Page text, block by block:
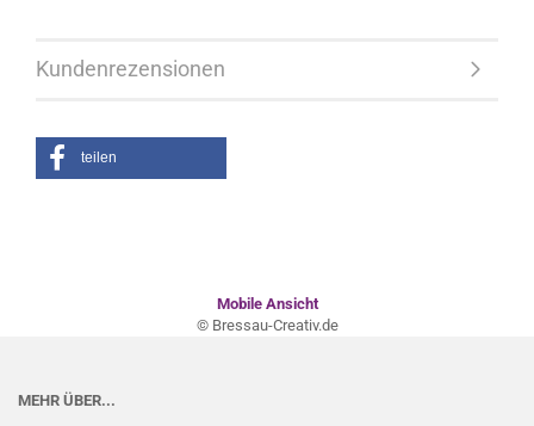
Kundenrezensionen
teilen
Mobile Ansicht
© Bressau-Creativ.de
MEHR ÜBER...